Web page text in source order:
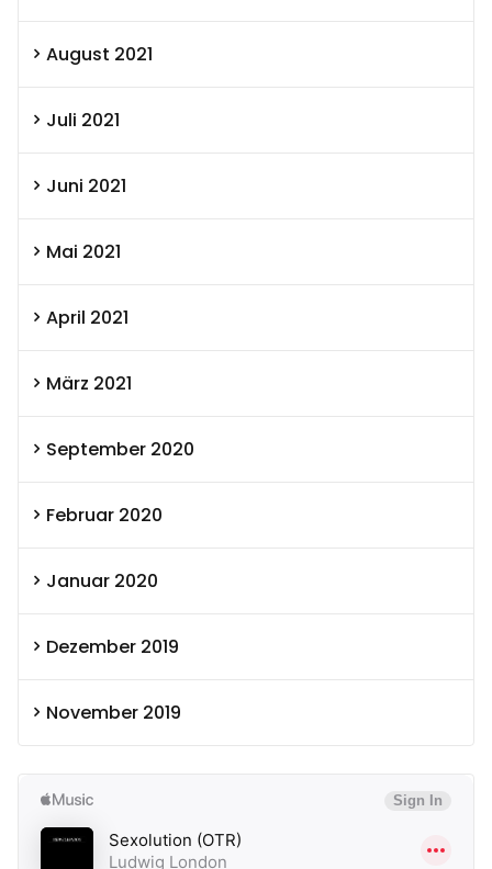
August 2021
Juli 2021
Juni 2021
Mai 2021
April 2021
März 2021
September 2020
Februar 2020
Januar 2020
Dezember 2019
November 2019